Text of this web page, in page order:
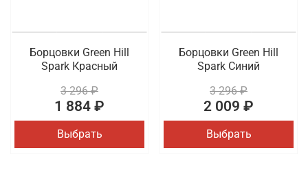
Борцовки Green Hill
Spark Красный
3 296 ₽
1 884 ₽
Выбрать
Борцовки Green Hill
Spark Синий
3 296 ₽
2 009 ₽
Выбрать